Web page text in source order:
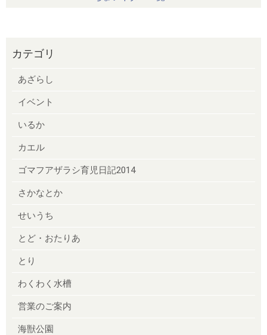
カテゴリ
あざらし
イベント
いるか
カエル
ゴマフアザラシ育児日記2014
さかなとか
せいうち
とど・おたりあ
とり
わくわく水槽
営業のご案内
海獣公園